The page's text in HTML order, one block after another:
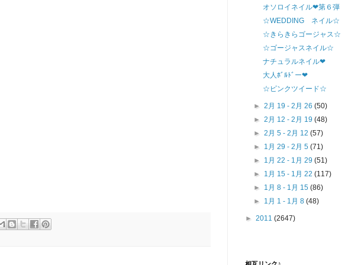
オソロイネイル❤第６弾
☆WEDDING ネイル☆
☆きらきらゴージャス☆
☆ゴージャスネイル☆
ナチュラルネイル❤
大人ﾎﾞﾙﾄﾞー❤
☆ピンクツイード☆
►2月 19 - 2月 26(50)
►2月 12 - 2月 19(48)
►2月 5 - 2月 12(57)
► 1月 29 - 2月 5(71)
► 1月 22 - 1月 29(51)
► 1月 15 - 1月 22(117)
► 1月 8 - 1月 15(86)
► 1月 1 - 1月 8(48)
► 2011 (2647)